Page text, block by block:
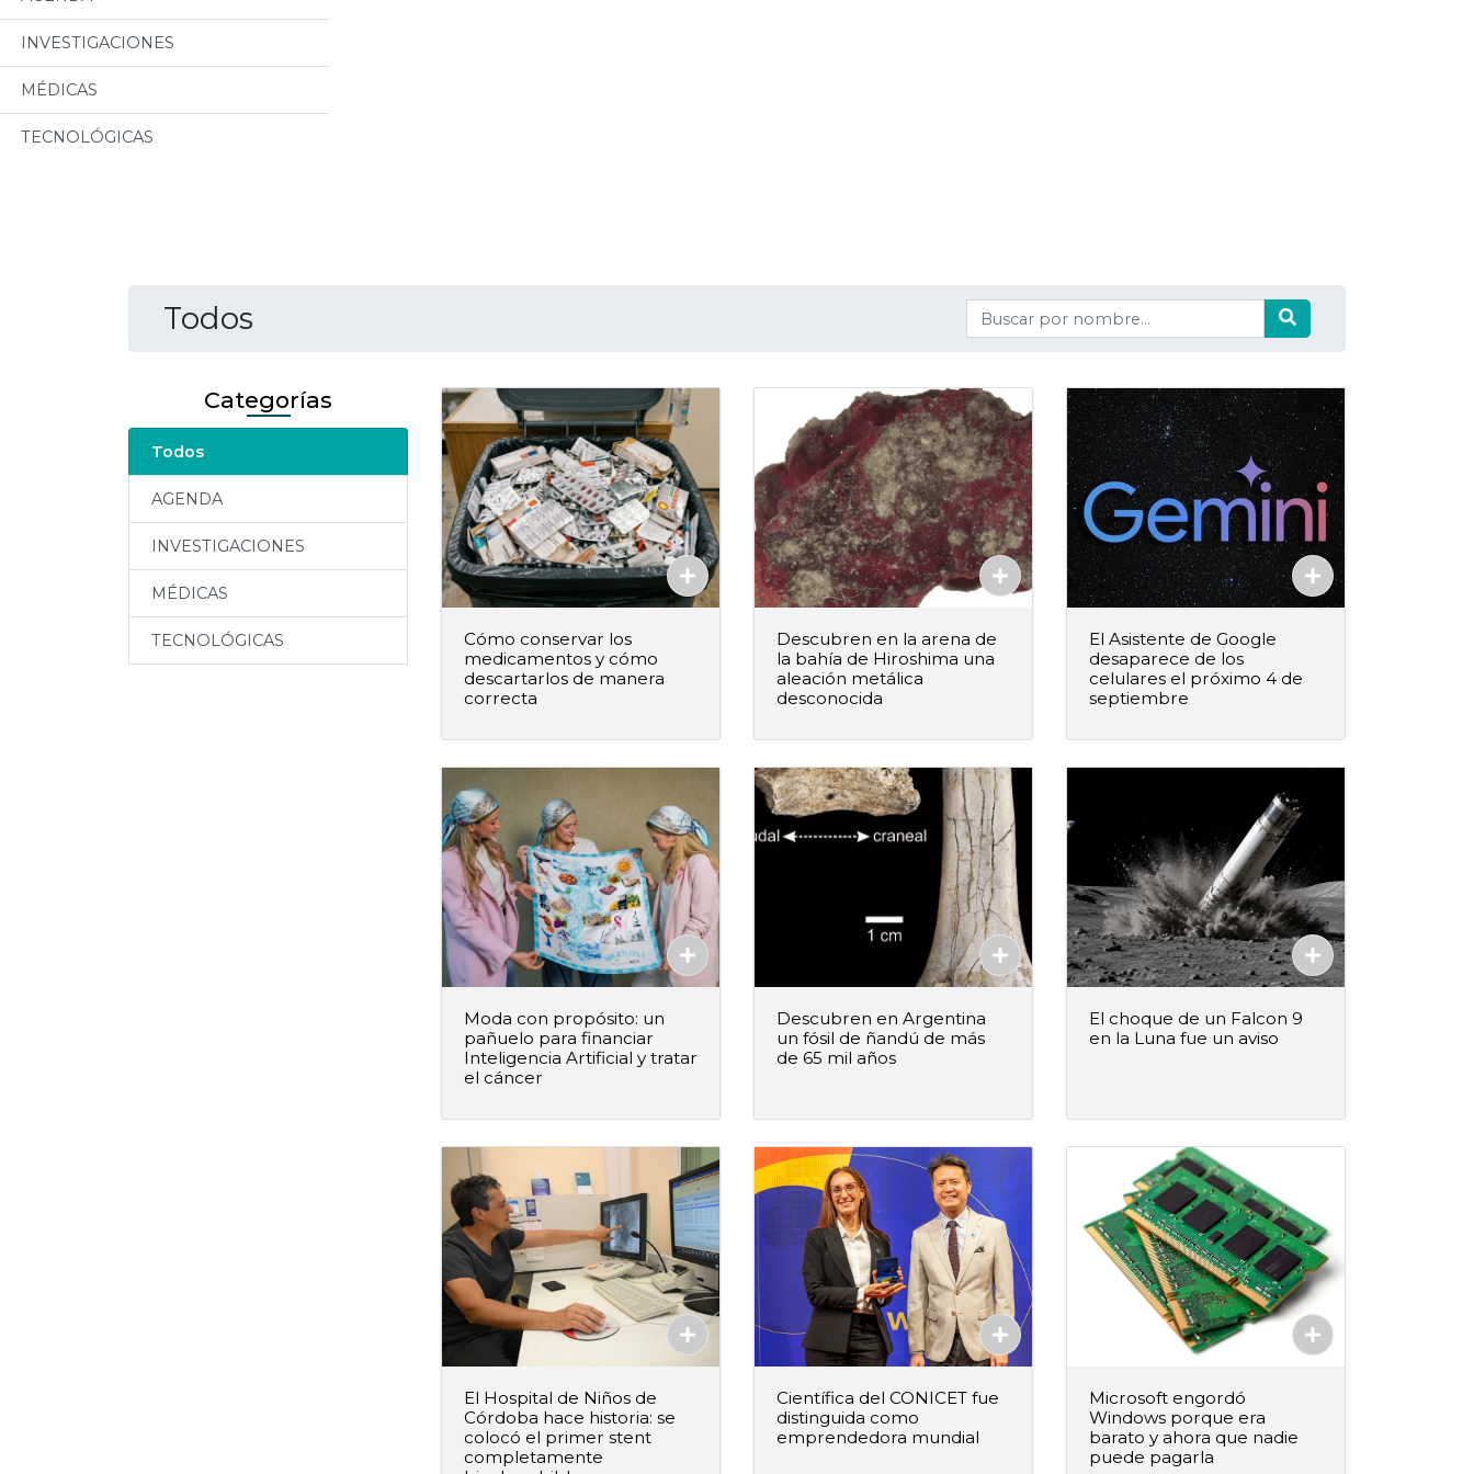
INVESTIGACIONES
MÉDICAS
TECNOLÓGICAS
Todos
Categorías
Todos
AGENDA
INVESTIGACIONES
MÉDICAS
TECNOLÓGICAS
Cómo conservar los
medicamentos y cómo
descartarlos de manera
correcta
– +
Descubren en la arena de
la bahía de Hiroshima una
aleación metálica
desconocida
El Asistente de Google
desaparece de los
celulares el próximo 4 de
septiembre
Moda con propósito: un
pañuelo para financiar
Inteligencia Artificial y tratar
el cáncer
– +
Agregar al pedido
Descubren en Argentina
un fósil de ñandú de más
de 65 mil años
El choque de un Falcon 9
en la Luna fue un aviso
– +
Agregar al pedido
El Hospital de Niños de
Córdoba hace historia: se
colocó el primer stent
completamente
Científica del CONICET fue
distinguida como
emprendedora mundial
Microsoft engordó
Windows porque era
barato y ahora que nadie
puede pagarla